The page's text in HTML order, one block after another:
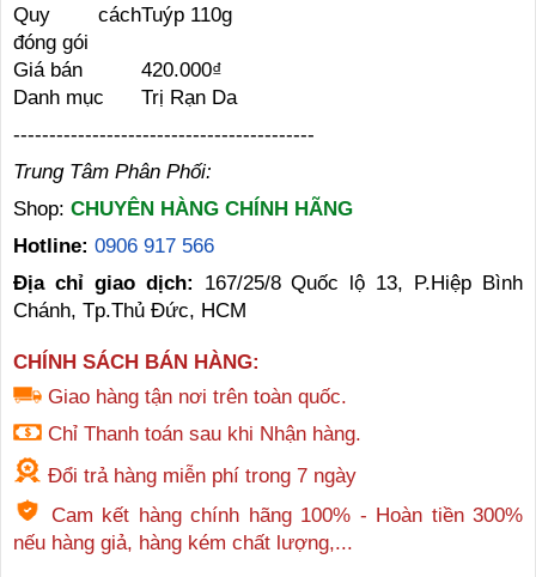
Quy cách
đóng gói
Tuýp 110g
Giá bán
420.000₫
Danh mục
Trị Rạn Da
------------------------------------------
Trung Tâm Phân Phối:
Shop: CHUYÊN HÀNG CHÍNH HÃNG
Hotline: 0906 917 566
Địa chỉ giao dịch: 167/25/8 Quốc lộ 13, P.Hiệp Bình
Chánh, Tp.Thủ Đức, HCM
CHÍNH SÁCH BÁN HÀNG:
Giao hàng tận nơi trên toàn quốc.
Chỉ Thanh toán sau khi Nhận hàng.
Đổi trả hàng miễn phí trong 7 ngày
Cam kết hàng chính hãng 100% - Hoàn tiền 300%
nếu hàng giả, hàng kém chất lượng,...